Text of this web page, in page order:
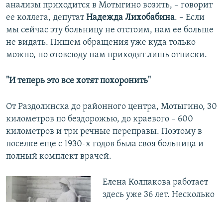
анализы приходится в Мотыгино возить, – говорит
ее коллега, депутатНадежда Лихобабина. – Если
мы сейчас эту больницу не отстоим, нам ее больше
не видать. Пишем обращения уже куда только
можно, но отовсюду нам приходят лишь отписки.
"И теперь это все хотят похоронить"
От Раздолинска до районного центра, Мотыгино, 30
километров по бездорожью, до краевого – 600
километров и три речные переправы. Поэтому в
поселке еще с 1930-х годов была своя больница и
полный комплект врачей.
​Елена Колпакова работает
здесь уже 36 лет. Несколько